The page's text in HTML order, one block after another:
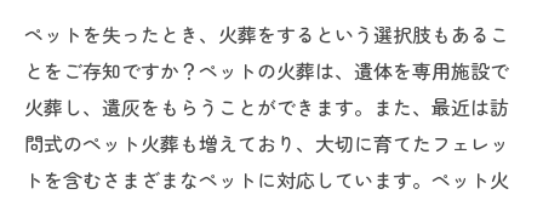
ペットを失ったとき、火葬をするという選択肢もあるこ
とをご存知ですか？ペットの火葬は、遺体を専用施設で
火葬し、遺灰をもらうことができます。また、最近は訪
問式のペット火葬も増えており、大切に育てたフェレッ
トを含むさまざまなペットに対応しています。ペット火